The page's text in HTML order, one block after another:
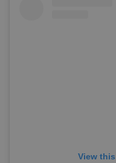
View